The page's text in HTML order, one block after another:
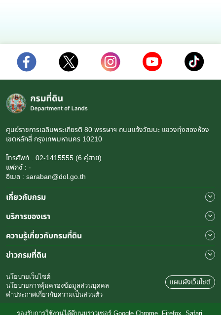
ศูนย์ราชการเฉลิมพระเกียรติ 80 พรรษาฯ ถนนแจ้งวัฒนะ แขวงทุ่งสองห้อง
เขตหลักสี่ กรุงเทพมหานคร 10210
โทรศัพท์ : 02-1415555 (6 คู่สาย)
แฟกซ์ : -
อีเมล : saraban@dol.go.th
เกี่ยวกับกรม
บริการของเรา
ความรู้เกี่ยวกับกรมที่ดิน
ข่าวกรมที่ดิน
นโยบายเว็บไซต์
นโยบายการคุ้มครองข้อมูลส่วนบุคคล
คำประกาศเกี่ยวกับความเป็นส่วนตัว
แผนผังเว็บไซต์
รองรับการใช้งานได้ดีบนบราวเซอร์ Google Chrome, Firefox, Safari,